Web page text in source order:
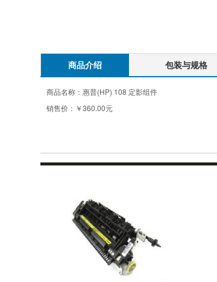
商品介绍 包装与规格
商品名称： 惠普(HP) 108 定影组件
销售价： ￥360.00元